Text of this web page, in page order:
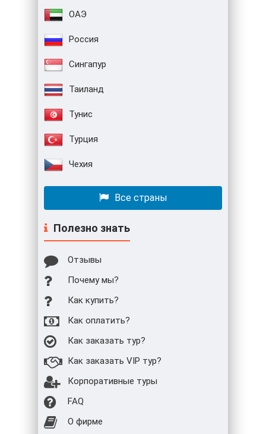
ОАЭ
Россия
Сингапур
Таиланд
Тунис
Турция
Чехия
Все страны
Полезно знать
Отзывы
Почему мы?
Как купить?
Как оплатить?
Как заказать тур?
Как заказать VIP тур?
Корпоративные туры
FAQ
О фирме